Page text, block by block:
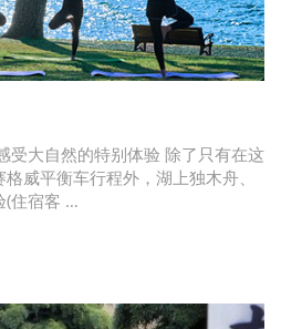
的特别体验 除了只有在这
威平衡车行程外，湖上独木舟、
(住宿客 …